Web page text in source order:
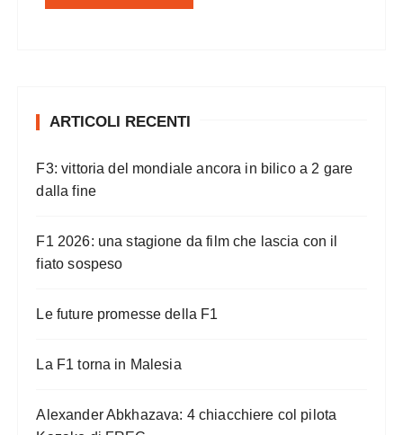
ARTICOLI RECENTI
F3: vittoria del mondiale ancora in bilico a 2 gare
dalla fine
F1 2026: una stagione da film che lascia con il
fiato sospeso
Le future promesse della F1
La F1 torna in Malesia
Alexander Abkhazava: 4 chiacchiere col pilota